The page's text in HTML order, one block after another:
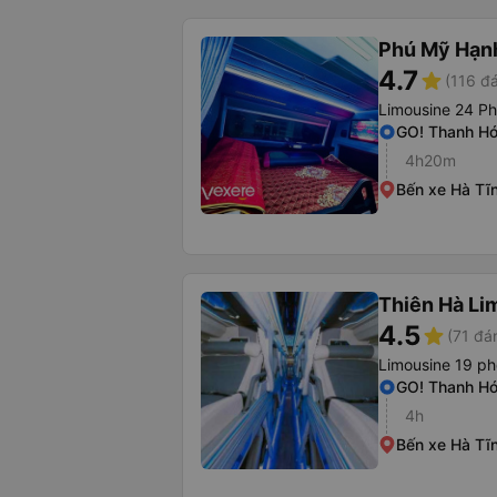
Phú Mỹ
4.7star (116
Limousine 24
GO! Thanh
4h20m
Bến xe Hà
Thiên Hà
4.5star (71
Limousine 19
GO! Thanh
4h
Bến xe Hà